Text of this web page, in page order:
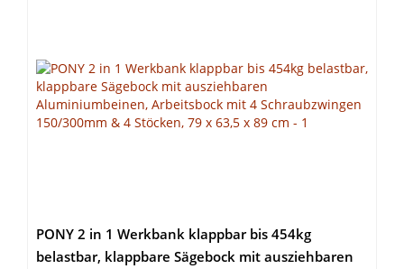
PONY 2 in 1 Werkbank klappbar bis 454kg
belastbar, klappbare Sägebock mit ausziehbaren